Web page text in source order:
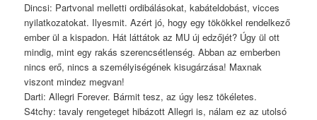
Dincsi: Partvonal melletti ordibálásokat, kabáteldobást, vicces
nyilatkozatokat. Ilyesmit. Azért jó, hogy egy tökökkel rendelkező
ember ül a kispadon. Hát láttátok az MU új edzőjét? Úgy ül ott
mindig, mint egy rakás szerencsétlenség. Abban az emberben
nincs erő, nincs a személyiségének kisugárzása! Maxnak
viszont mindez megvan!
Darti: Allegri Forever. Bármit tesz, az úgy lesz tökéletes.
S4tchy: tavaly rengeteget hibázott Allegri is, nálam ez az utolsó